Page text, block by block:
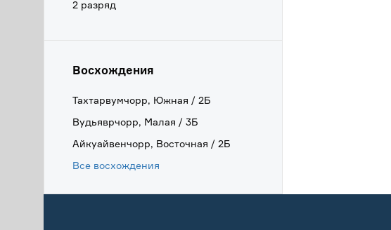
2 разряд
Восхождения
Тахтарвумчорр, Южная / 2Б
Вудьяврчорр, Малая / 3Б
Айкуайвенчорр, Восточная / 2Б
Все восхождения